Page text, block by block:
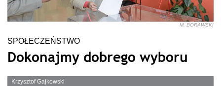
M. BORAWSKI
SPOŁECZEŃSTWO
Dokonajmy dobrego wyboru
Krzysztof Gajkowski